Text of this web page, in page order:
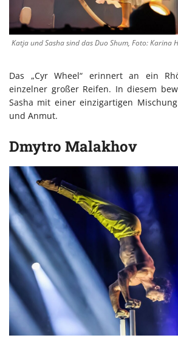
Katja und Sasha sind das Duo Shum, Foto: Karina
Das „Cyr Wheel“ erinnert an ein
einzelner großer Reifen. In diesem
Sasha mit einer einzigartigen
und Anmut.
Dmytro Malakhov